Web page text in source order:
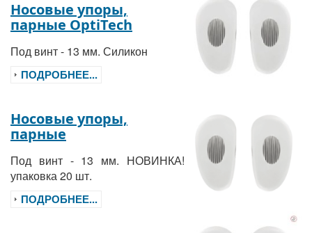
Носовые упоры,
парные OptiTech
Под винт - 13 мм. Силикон
ПОДРОБНЕЕ...
Носовые упоры,
парные
Под винт - 13 мм. НОВИНКА!
упаковка 20 шт.
ПОДРОБНЕЕ...